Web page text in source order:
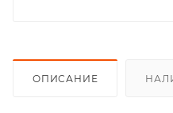
ОПИСАНИЕ